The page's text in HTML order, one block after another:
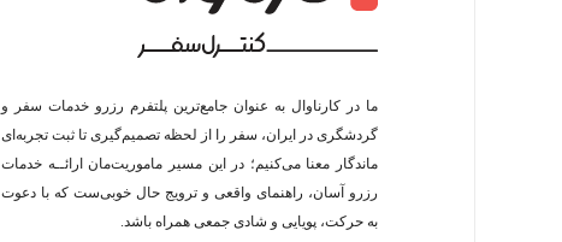
ما در کارناوال به عنوان جامع‌ترین پلتفرم رزرو خدمات سفر و
گردشگری در ایران، سفر را از لحظه‌ تصمیم‌گیری تا ثبت تجربه‌ای
ماندگار معنا می‌کنیم؛ در این مسیر‍ ماموریت‌مان اراﺋــﻪ خدمات
رزرو آسان، راهنمای واقعی و ترویج حال خوبی‌ست که با دعوت
به حرکت، پویایی و شادی جمعی همراه باشد.